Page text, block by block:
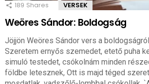
189 Shares VERSEK
Weöres Sándor: Boldogság
Jöjjön Weöres Sándor vers a
Szeretem ernyős szemedet, etető puha
simuló testedet, csókolnám minden
földbe letesznek, Ott is majd téged